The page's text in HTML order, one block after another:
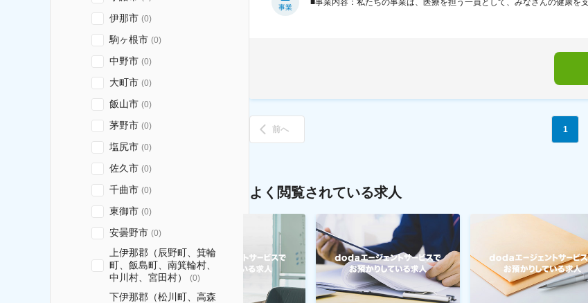
伊那市 (0)
駒ヶ根市 (0)
中野市 (0)
大町市 (0)
飯山市 (0)
茅野市 (0)
塩尻市 (0)
佐久市 (0)
千曲市 (0)
東御市 (0)
安曇野市 (0)
上伊那郡（辰野町、箕輪
町、飯島町、南箕輪村、
中川村、宮田村）
(0)
下伊那郡（松川町、高森
事業
前へ 1
よく閲覧されている求人